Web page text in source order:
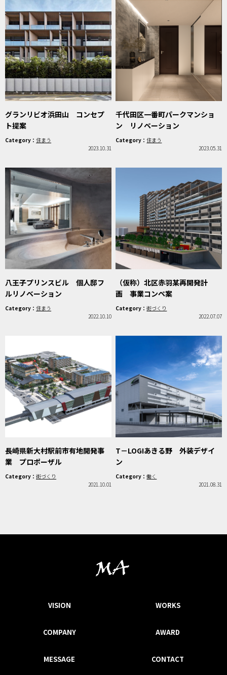
グランリビオ浜田山 コンセプ
ト提案
Category：住まう
2023.10.31
千代田区一番町パークマンショ
ン リノベーション
Category：住まう
2023.05.31
八王子プリンスビル 個人邸フ
ルリノベーション
Category：住まう
2022.10.10
（仮称）北区赤羽某再開発計
画 事業コンペ案
Category：街づくり
2022.07.07
長崎県新大村駅前市有地開発事
業 プロポーザル
Category：街づくり
2021.10.01
T－LOGIあきる野 外装デザイ
ン
Category：働く
2021.08.31
VISION WORKS
COMPANY AWARD
MESSAGE CONTACT